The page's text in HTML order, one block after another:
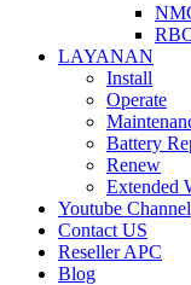
LAYANAN
Install
Operate
Battery
Renew
Extended
Youtube Channel
Contact US
Reseller APC
Blog